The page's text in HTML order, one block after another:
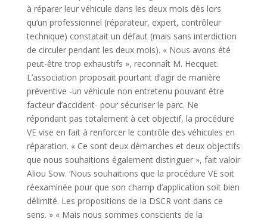
à réparer leur véhicule dans les deux mois dès lors
qu’un professionnel (réparateur, expert, contrôleur
technique) constatait un défaut (mais sans interdiction
de circuler pendant les deux mois). « Nous avons été
peut-être trop exhaustifs », reconnaît M. Hecquet.
L’association proposait pourtant d’agir de manière
préventive -un véhicule non entretenu pouvant être
facteur d’accident- pour sécuriser le parc. Ne
répondant pas totalement à cet objectif, la procédure
VE vise en fait à renforcer le contrôle des véhicules en
réparation. « Ce sont deux démarches et deux objectifs
que nous souhaitions également distinguer », fait valoir
Aliou Sow. ‘Nous souhaitions que la procédure VE soit
réexaminée pour que son champ d’application soit bien
délimité. Les propositions de la DSCR vont dans ce
sens. » « Mais nous sommes conscients de la